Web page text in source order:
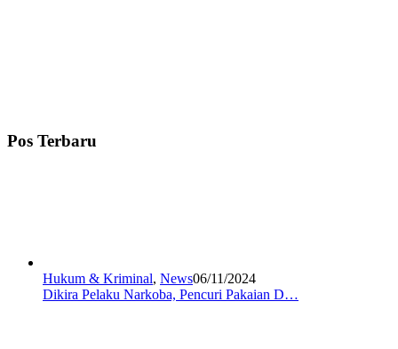
Pos Terbaru
Hukum & Kriminal, News06/11/2024
Dikira Pelaku Narkoba, Pencuri Pakaian D…